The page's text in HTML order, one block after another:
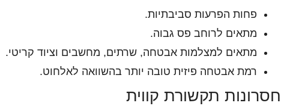
פחות הפרעות סביבתיות.
מתאים לרוחב פס גבוה.
מתאים למצלמות אבטחה, שרתים, מחשבים וציוד קריטי.
רמת אבטחה פיזית טובה יותר בהשוואה לאלחוט.
חסרונות תקשורת קווית